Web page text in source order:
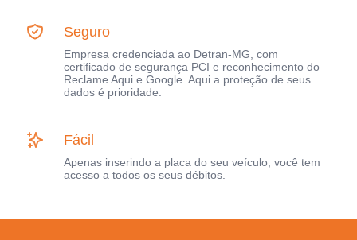
Seguro
Empresa credenciada ao Detran-MG, com
certificado de segurança PCI e reconhecimento do
Reclame Aqui e Google. Aqui a proteção de seus
dados é prioridade.
Fácil
Apenas inserindo a placa do seu veículo, você tem
acesso a todos os seus débitos.